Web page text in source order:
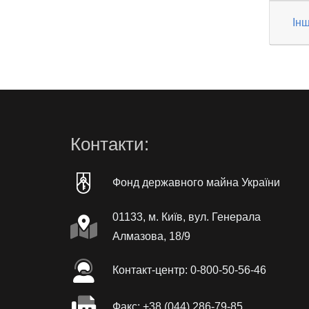
Контакти:
Фонд державного майна України
01133, м. Київ, вул. Генерала
Алмазова, 18/9
Контакт-центр: 0-800-50-56-46